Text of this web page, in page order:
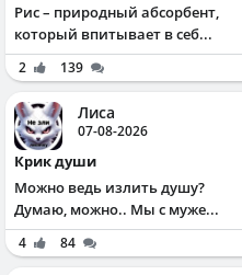
Рис – природный абсорбент,
который впитывает в себ...
2 139
Лиса
07-08-2026
Крик души
Можно ведь излить душу?
Думаю, можно.. Мы с муже...
4 84